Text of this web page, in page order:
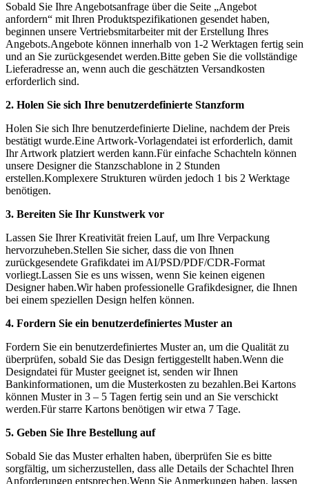
Sobald Sie Ihre Angebotsanfrage über die Seite „Angebot
anfordern“ mit Ihren Produktspezifikationen gesendet haben,
beginnen unsere Vertriebsmitarbeiter mit der Erstellung Ihres
Angebots.Angebote können innerhalb von 1-2 Werktagen fertig sein
und an Sie zurückgesendet werden.Bitte geben Sie die vollständige
Lieferadresse an, wenn auch die geschätzten Versandkosten
erforderlich sind.
2. Holen Sie sich Ihre benutzerdefinierte Stanzform
Holen Sie sich Ihre benutzerdefinierte Dieline, nachdem der Preis
bestätigt wurde.Eine Artwork-Vorlagendatei ist erforderlich, damit
Ihr Artwork platziert werden kann.Für einfache Schachteln können
unsere Designer die Stanzschablone in 2 Stunden
erstellen.Komplexere Strukturen würden jedoch 1 bis 2 Werktage
benötigen.
3. Bereiten Sie Ihr Kunstwerk vor
Lassen Sie Ihrer Kreativität freien Lauf, um Ihre Verpackung
hervorzuheben.Stellen Sie sicher, dass die von Ihnen
zurückgesendete Grafikdatei im AI/PSD/PDF/CDR-Format
vorliegt.Lassen Sie es uns wissen, wenn Sie keinen eigenen
Designer haben.Wir haben professionelle Grafikdesigner, die Ihnen
bei einem speziellen Design helfen können.
4. Fordern Sie ein benutzerdefiniertes Muster an
Fordern Sie ein benutzerdefiniertes Muster an, um die Qualität zu
überprüfen, sobald Sie das Design fertiggestellt haben.Wenn die
Designdatei für Muster geeignet ist, senden wir Ihnen
Bankinformationen, um die Musterkosten zu bezahlen.Bei Kartons
können Muster in 3 – 5 Tagen fertig sein und an Sie verschickt
werden.Für starre Kartons benötigen wir etwa 7 Tage.
5. Geben Sie Ihre Bestellung auf
Sobald Sie das Muster erhalten haben, überprüfen Sie es bitte
sorgfältig, um sicherzustellen, dass alle Details der Schachtel Ihren
Anforderungen entsprechen.Wenn Sie Anmerkungen haben, lassen